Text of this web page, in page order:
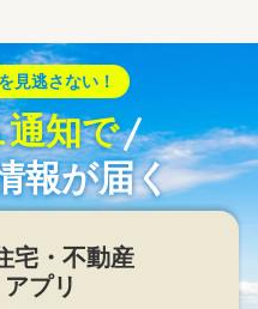
見逃さない！
知で
報が届く
宅・不動産
アプリ